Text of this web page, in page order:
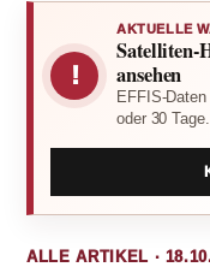
!
AKTUELLE
Satelliten-
ansehen
EFFIS-
oder 30 Tage.
ALLE ARTIKEL ·